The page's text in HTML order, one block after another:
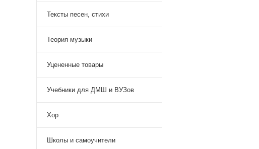
Тексты песен, стихи
Теория музыки
Уцененные товары
Учебники для ДМШ и ВУЗов
Хор
Школы и самоучители